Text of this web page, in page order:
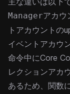
Managerアカウ
トアカウントの
イベントアカウ
命令中にCore
レクションアカ
あるため、関数